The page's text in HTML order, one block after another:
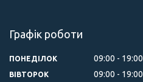
Графік роботи
ПОНЕДІЛОК 09:00 19:00
ВІВТОРОК 09:00 19:00